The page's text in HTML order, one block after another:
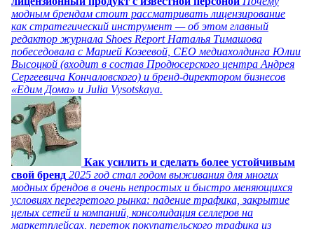
модным брендам стоит рассматривать лицензирование
как стратегический инструмент — об этом главный
редактор журнала Shoes Report Наталья Тимашова
побеседовала с Марией Козеевой, СЕО медиахолдинга Юлии
Высоцкой (входит в состав Продюсерского центра Андрея
Сергеевича Кончаловского) и бренд-директором бизнесов
«Едим Дома» и Julia Vysotskaya.
Как усилить и сделать более устойчивым
свой бренд 2025 год стал годом выживания для многих
модных брендов в очень непростых и быстро меняющихся
условиях перегретого рынка: падение трафика, закрытие
целых сетей и компаний, консолидация селлеров на
маркетплейсах, переток покупательского трафика из